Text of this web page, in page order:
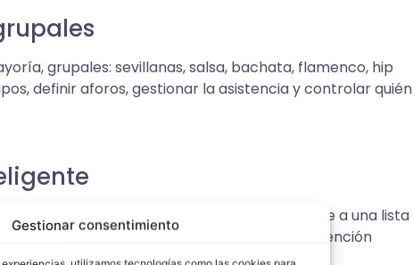
Gestionar consentimiento
grupales: sevillanas, salsa, bachata, flamenco, hip
definir aforos, gestionar la asistencia y controlar quién
interesados tienen que poder apuntarse a una lista
automática si se libera un hueco. Sin intervención